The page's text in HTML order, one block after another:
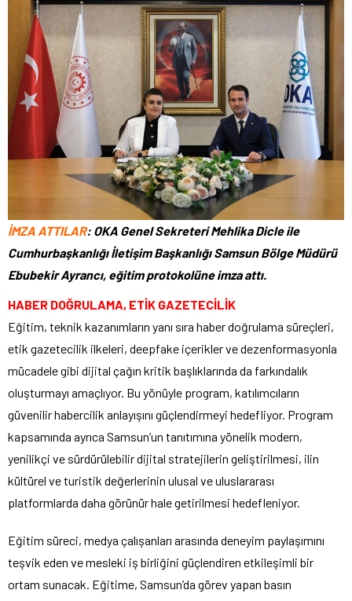
İMZA ATTILAR: OKA Genel Sekreteri Mehlika Dicle ile
Cumhurbaşkanlığı İletişim Başkanlığı Samsun Bölge Müdürü
Ebubekir Ayrancı, eğitim protokolüne imza attı.
HABER DOĞRULAMA, ETİK GAZETECİLİK
Eğitim, teknik kazanımların yanı sıra haber doğrulama süreçleri,
etik gazetecilik ilkeleri, deepfake içerikler ve dezenformasyonla
mücadele gibi dijital çağın kritik başlıklarında da farkındalık
oluşturmayı amaçlıyor. Bu yönüyle program, katılımcıların
güvenilir habercilik anlayışını güçlendirmeyi hedefliyor. Program
kapsamında ayrıca Samsun’un tanıtımına yönelik modern,
yenilikçi ve sürdürülebilir dijital stratejilerin geliştirilmesi, ilin
kültürel ve turistik değerlerinin ulusal ve uluslararası
platformlarda daha görünür hale getirilmesi hedefleniyor.
Eğitim süreci, medya çalışanları arasında deneyim paylaşımını
teşvik eden ve mesleki iş birliğini güçlendiren etkileşimli bir
ortam sunacak. Eğitime, Samsun’da görev yapan basın